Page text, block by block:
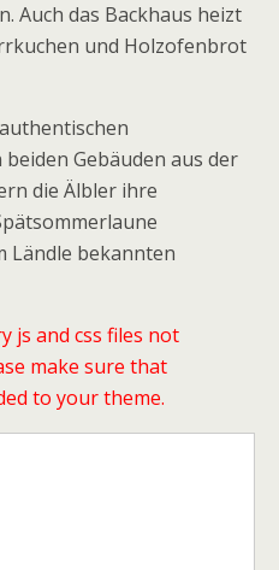
Auch das Backhaus heizt
und Holzofenbrot
Gebäuden aus der
die Älbler ihre
Ländle bekannten
js and css files not
make sure that
to your theme.